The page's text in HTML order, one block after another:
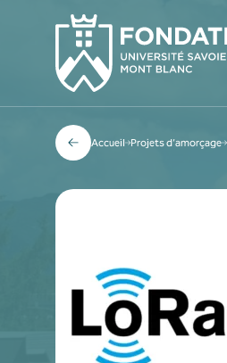
Accueil Projets d’amorçage